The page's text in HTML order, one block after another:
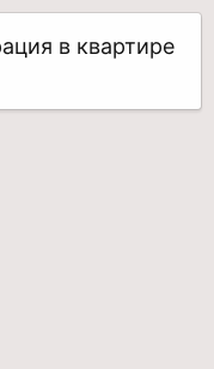
в квартире